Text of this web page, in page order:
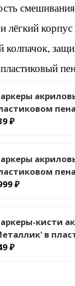
лёгкий
колпачок,
₽
₽
кисти
в
₽